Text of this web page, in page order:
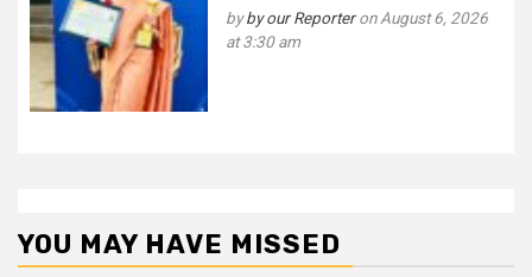
byby our Reporteron August 6, 2026
at 3:30 am
YOU MAY HAVE MISSED